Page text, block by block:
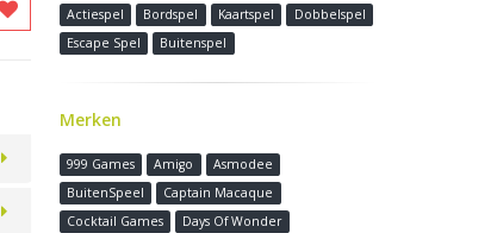
Actiespel Bordspel Kaartspel
Dobbelspel
Escape Spel
Buitenspel
Merken
999 Games Amigo
Asmodee
BuitenSpeel
Captain Macaque
Cocktail Games
Days Of Wonder